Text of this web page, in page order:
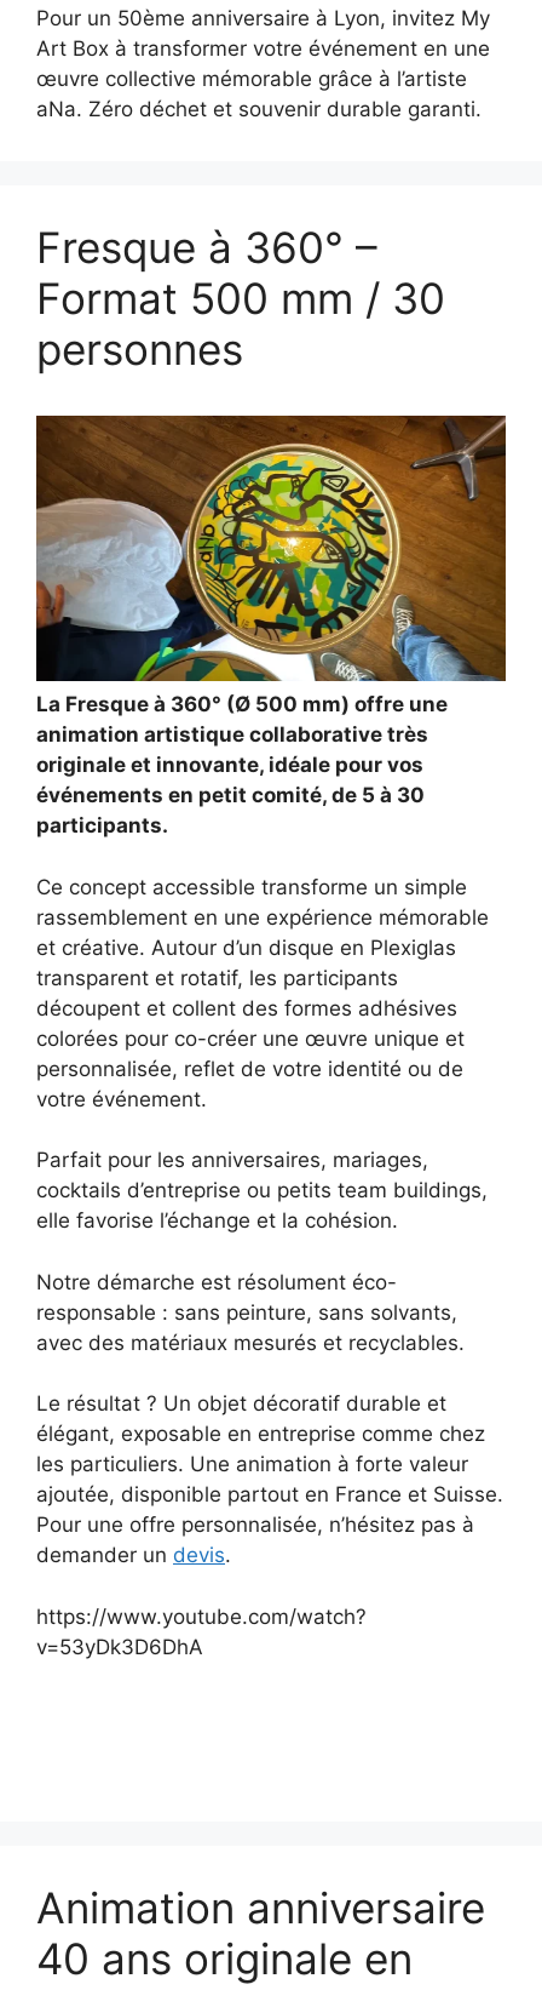
Pour un 50ème anniversaire à Lyon, invitez My
Art Box à transformer votre événement en une
œuvre collective mémorable grâce à l’artiste
aNa. Zéro déchet et souvenir durable garanti.
Fresque à 360° –
Format 500 mm / 30
personnes
La Fresque à 360° (Ø 500 mm) offre une
animation artistique collaborative très
originale et innovante, idéale pour vos
événements en petit comité, de 5 à 30
participants.
Ce concept accessible transforme un simple
rassemblement en une expérience mémorable
et créative. Autour d’un disque en Plexiglas
transparent et rotatif, les participants
découpent et collent des formes adhésives
colorées pour co-créer une œuvre unique et
personnalisée, reflet de votre identité ou de
votre événement.
Parfait pour les anniversaires, mariages,
cocktails d’entreprise ou petits team buildings,
elle favorise l’échange et la cohésion.
Notre démarche est résolument éco-
responsable : sans peinture, sans solvants,
avec des matériaux mesurés et recyclables.
Le résultat ? Un objet décoratif durable et
élégant, exposable en entreprise comme chez
les particuliers. Une animation à forte valeur
ajoutée, disponible partout en France et Suisse.
Pour une offre personnalisée, n’hésitez pas à
demander un devis.
https://www.youtube.com/watch?
v=53yDk3D6DhA
Animation anniversaire
40 ans originale en